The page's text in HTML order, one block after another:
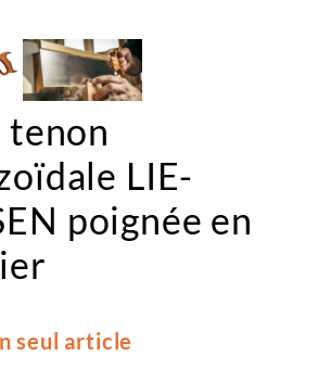
tenon
LIE-
poignée en
seul article